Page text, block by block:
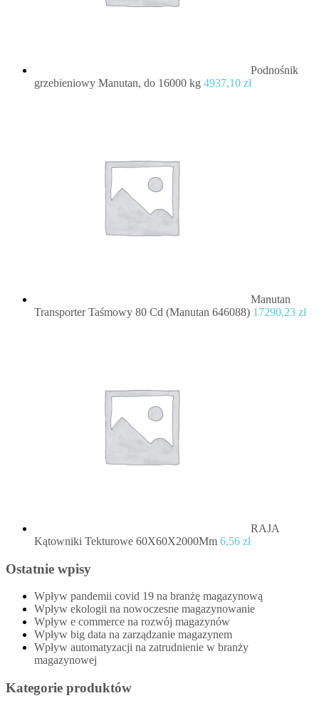
Podnośnik
grzebieniowy Manutan, do 16000 kg 4937,10 zł
Manutan
Transporter Taśmowy 80 Cd (Manutan 646088) 17290,23 zł
RAJA
Kątowniki Tekturowe 60X60X2000Mm 6,56 zł
Ostatnie wpisy
Wpływ pandemii covid 19 na branżę magazynową
Wpływ ekologii na nowoczesne magazynowanie
Wpływ e commerce na rozwój magazynów
Wpływ big data na zarządzanie magazynem
Wpływ automatyzacji na zatrudnienie w branży
magazynowej
Kategorie produktów